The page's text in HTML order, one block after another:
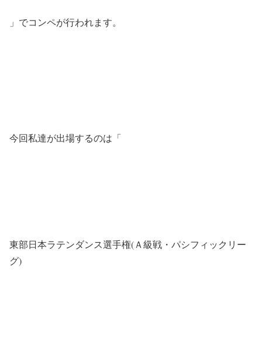
」でコンペが行われます。
今回私達が出場するのは「
東部日本ラテンダンス選手権(Ａ級戦・パシフィックリー
グ)